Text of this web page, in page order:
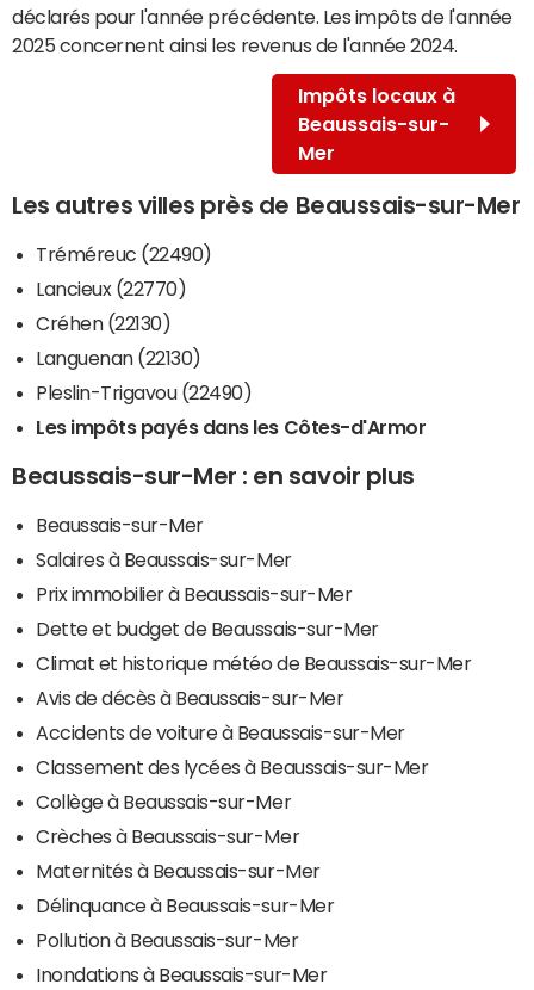
déclarés pour l'année précédente. Les impôts de l'année
2025 concernent ainsi les revenus de l'année 2024.
Impôts locaux à
Beaussais-sur-
Mer
Les autres villes près de Beaussais-sur-Mer
Tréméreuc (22490)
Lancieux (22770)
Créhen (22130)
Languenan (22130)
Pleslin-Trigavou (22490)
Les impôts payés dans les Côtes-d'Armor
Beaussais-sur-Mer : en savoir plus
Beaussais-sur-Mer
Salaires à Beaussais-sur-Mer
Prix immobilier à Beaussais-sur-Mer
Dette et budget de Beaussais-sur-Mer
Climat et historique météo de Beaussais-sur-Mer
Avis de décès à Beaussais-sur-Mer
Accidents de voiture à Beaussais-sur-Mer
Classement des lycées à Beaussais-sur-Mer
Collège à Beaussais-sur-Mer
Crèches à Beaussais-sur-Mer
Maternités à Beaussais-sur-Mer
Délinquance à Beaussais-sur-Mer
Pollution à Beaussais-sur-Mer
Inondations à Beaussais-sur-Mer